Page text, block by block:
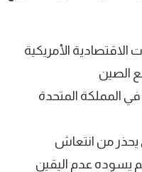
الاقتصادية الأمريكية
الصين
المملكة المتحدة
يحذر من انتعاش
يسوده عدم اليقين